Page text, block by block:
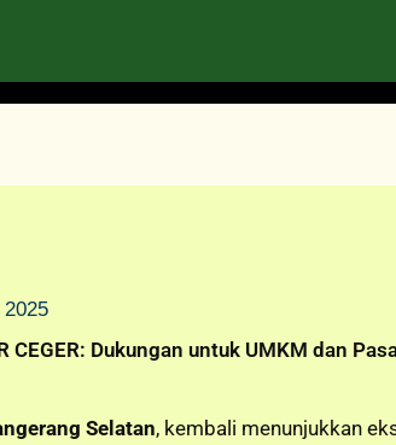
CEGER: Dukungan untuk UMKM dan
Selatan, kembali menunjukkan